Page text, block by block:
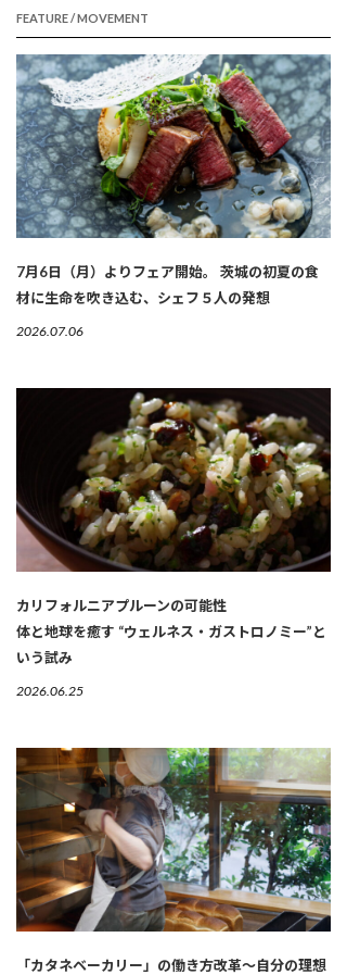
FEATURE / MOVEMENT
7月6日（月）よりフェア開始。 茨城の初夏の食
材に生命を吹き込む、シェフ５人の発想
2026.07.06
カリフォルニアプルーンの可能性
体と地球を癒す “ウェルネス・ガストロノミー”と
いう試み
2026.06.25
「カタネベーカリー」の働き方改革～自分の理想